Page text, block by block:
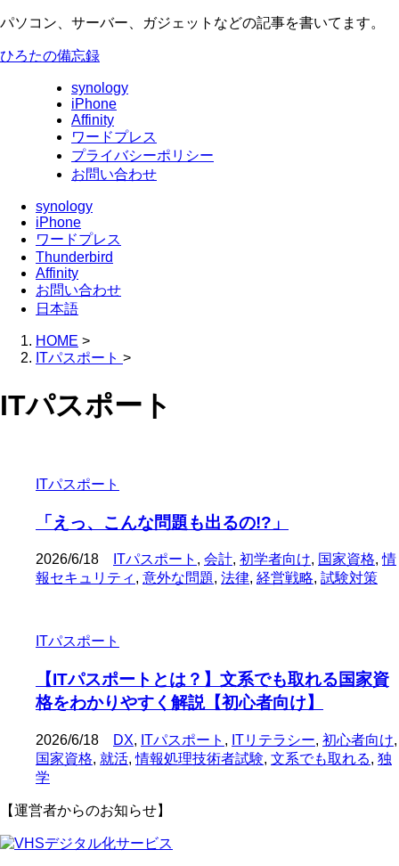
パソコン、サーバー、ガジェットなどの記事を書いてます。
ひろたの備忘録
synology
iPhone
Affinity
ワードプレス
プライバシーポリシー
お問い合わせ
synology
iPhone
ワードプレス
Thunderbird
Affinity
お問い合わせ
日本語
HOME >
ITパスポート >
ITパスポート
ITパスポート
「えっ、こんな問題も出るの!?」
2026/6/18 ITパスポート , 会計, 初学者向け, 国家資格,情
報セキュリティ , 意外な問題, 法律, 経営戦略, 試験対策
ITパスポート
【ITパスポートとは？】文系でも取れる国家資
格をわかりやすく解説【初心者向け】
2026/6/18 DX, ITパスポート , ITリテラシー, 初心者向け,
国家資格, 就活,情報処理技術者試験, 文系でも取れる, 独
学
【運営者からのお知らせ】